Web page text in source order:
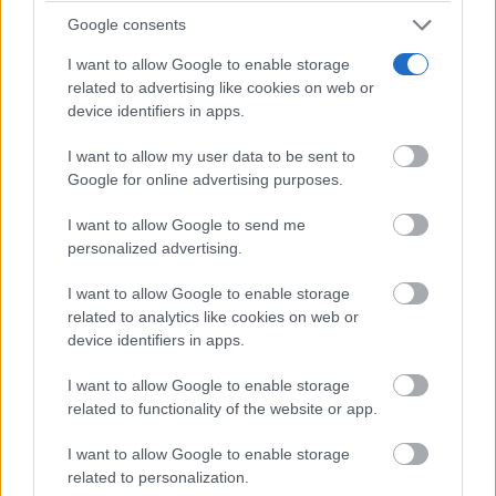
Google consents
I want to allow Google to enable storage
related to advertising like cookies on web or
device identifiers in apps.
I want to allow my user data to be sent to
Google for online advertising purposes.
I want to allow Google to send me
personalized advertising.
I want to allow Google to enable storage
related to analytics like cookies on web or
device identifiers in apps.
I want to allow Google to enable storage
related to functionality of the website or app.
I want to allow Google to enable storage
related to personalization.
no fue solo una cuestión de nobleza y corte, sino
transgresión”, ha afirmado Irene Pardo, la directora
del certamen. “No hay sagrado sin profano, ni luz sin
sombra. Los personajes femeninos, los pícaros, los
amos y los criados tejieron un mundo complejísimo
en el que el disfraz y la apariencia no son solo juego,
sino un espejo donde contemplar sin miedo lo
diferente”.
año, también hoy se han anunciado los premios y
homenajes de esta edición. Cristina Hoyos, referente
incuestionable de la danza española, recogerá el